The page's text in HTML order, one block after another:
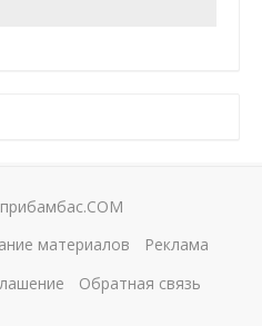
материалов
Реклама
Обратная связь